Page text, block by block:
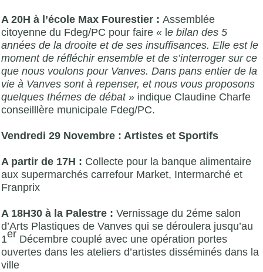
A 20H à l’école Max Fourestier : Assemblée
citoyenne du Fdeg/PC pour faire « le bilan des 5
années de la drooite et de ses insuffisances. Elle est le
moment de réfléchir ensemble et de s’interroger sur ce
que nous voulons pour Vanves. Dans pans entier de la
vie à Vanves sont à repenser, et nous vous proposons
quelques thémes de débat» indique Claudine Charfe
conseilllère municipale Fdeg/PC.
Vendredi 29 Novembre : Artistes et Sportifs
A partir de 17H : Collecte pour la banque alimentaire
aux supermarchés carrefour Market, Intermarché et
Franprix
A 18H30 à la Palestre : Vernissage du 2éme salon
d’Arts Plastiques de Vanves qui se déroulera jusqu’au
1er Décembre couplé avec une opération portes
ouvertes dans les ateliers d’artistes disséminés dans la
ville